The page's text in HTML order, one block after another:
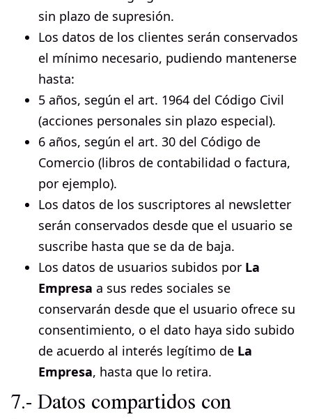
sin plazo de supresión.
Los datos de los clientes serán conservados
el mínimo necesario, pudiendo mantenerse
hasta:
5 años, según el art. 1964 del Código Civil
(acciones personales sin plazo especial).
6 años, según el art. 30 del Código de
Comercio (libros de contabilidad o factura,
por ejemplo).
Los datos de los suscriptores al newsletter
serán conservados desde que el usuario se
suscribe hasta que se da de baja.
Los datos de usuarios subidos por La
Empresa a sus redes sociales se
conservarán desde que el usuario ofrece su
consentimiento, o el dato haya sido subido
de acuerdo al interés legítimo de La
Empresa, hasta que lo retira.
7.- Datos compartidos con